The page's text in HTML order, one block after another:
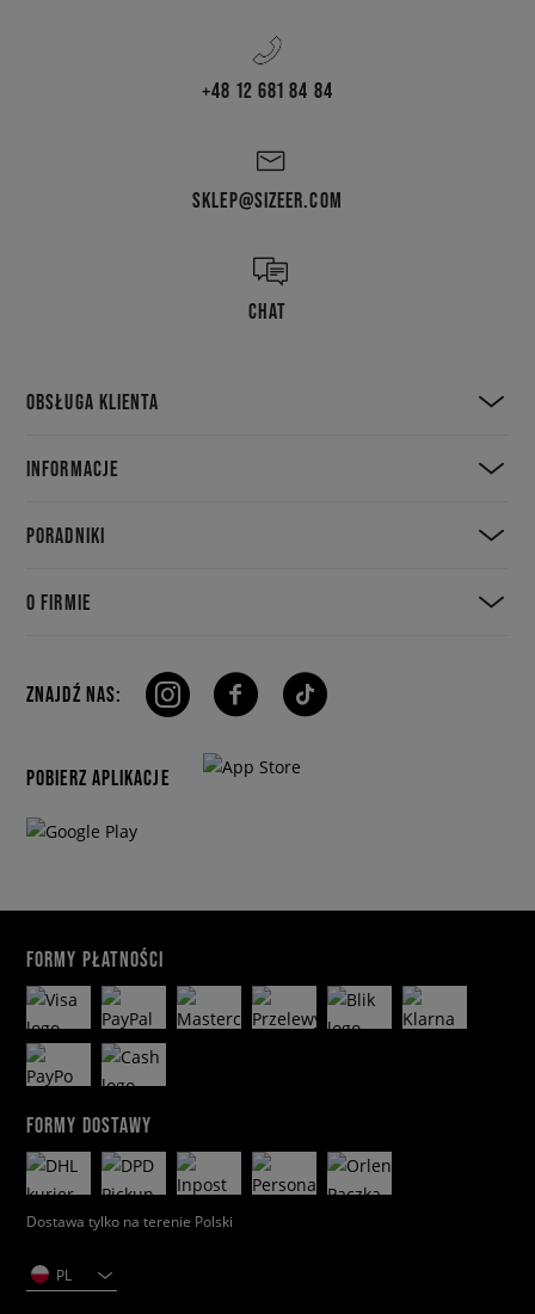
+48 12 681 84 84
SKLEP@SIZEER.COM
CHAT
OBSŁUGA KLIENTA
INFORMACJE
PORADNIKI
O FIRMIE
ZNAJDŹ NAS:
POBIERZ APLIKACJE
FORMY PŁATNOŚCI
FORMY DOSTAWY
Dostawa tylko na terenie Polski
PL